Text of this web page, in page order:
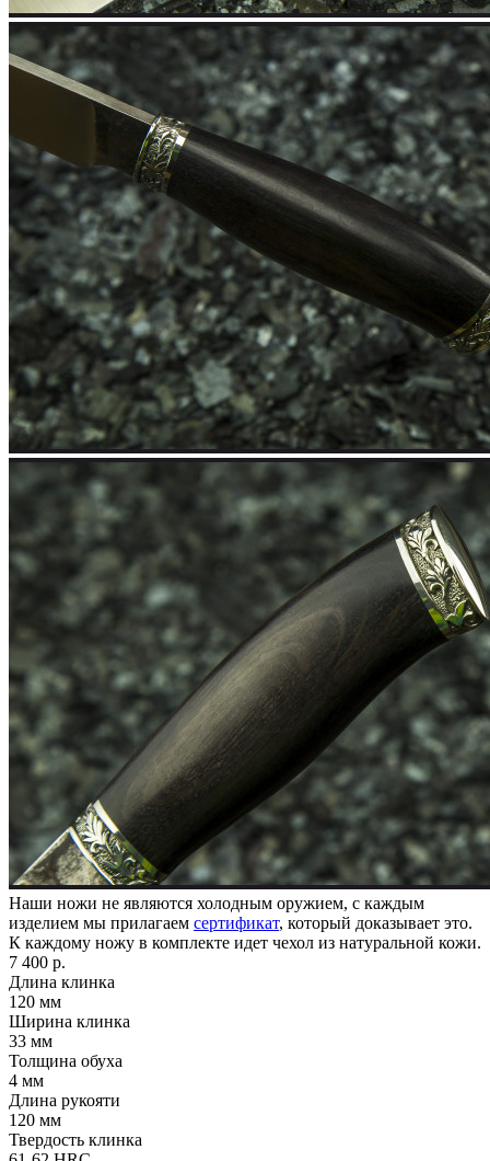
Наши ножи не являются холодным оружием, с каждым
изделием мы прилагаем сертификат, который доказывает это.
К каждому ножу в комплекте идет чехол из натуральной кожи.
7 400 р.
Длина клинка
120 мм
Ширина клинка
33 мм
Толщина обуха
4 мм
Длина рукояти
120 мм
Твердость клинка